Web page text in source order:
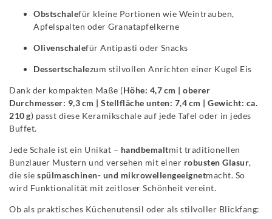
Obstschalefür kleine Portionen wie Weintrauben,
Apfelspalten oder Granatapfelkerne
Olivenschalefür Antipasti oder Snacks
Dessertschalezum stilvollen Anrichten einer Kugel Eis
Dank der kompakten Maße (Höhe: 4,7 cm | oberer
Durchmesser: 9,3 cm | Stellfläche unten: 7,4 cm | Gewicht: ca.
210 g) passt diese Keramikschale auf jede Tafel oder in jedes
Buffet.
Jede Schale ist ein Unikat – handbemaltmit traditionellen
Bunzlauer Mustern und versehen mit einer robusten Glasur,
die sie spülmaschinen- und mikrowellengeeignetmacht. So
wird Funktionalität mit zeitloser Schönheit vereint.
Ob als praktisches Küchenutensil oder als stilvoller Blickfang: